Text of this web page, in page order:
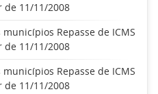
de 11/11/2008
Repasse de ICMS
de 11/11/2008
Repasse de ICMS
de 11/11/2008